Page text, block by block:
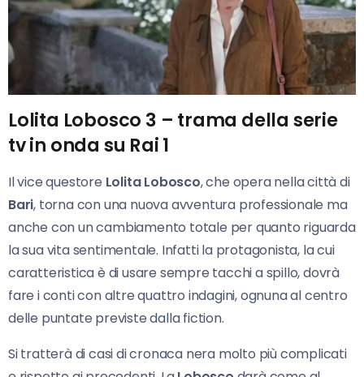
Lolita Lobosco 3 – trama della serie
tv in onda su Rai 1
Il vice questore Lolita Lobosco, che opera nella città di
Bari, torna con una nuova avventura professionale ma
anche con un cambiamento totale per quanto riguarda
la sua vita sentimentale. Infatti la protagonista, la cui
caratteristica è di usare sempre tacchi a spillo, dovrà
fare i conti con altre quattro indagini, ognuna al centro
delle puntate previste dalla fiction.
Si tratterà di casi di cronaca nera molto più complicati